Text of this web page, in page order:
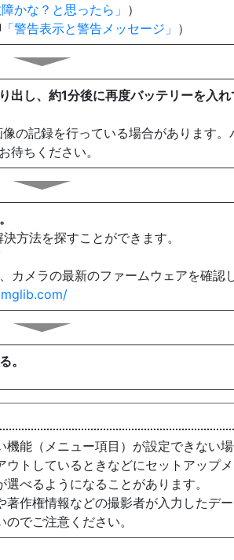
かな？と思ったら
）
警告表示と警告メッセージ ）
出し、約1分後に再度バッテリーを入
の記録を行っている場合があります。
待ちください。
方法を探すことができます。
カメラの最新のファームウェアを確認
。
能（メニュー項目）が設定できない
トしているときなどにセットアップ
べるようになることがあります。
作権情報などの撮影者が入力したデ
でご注意ください。